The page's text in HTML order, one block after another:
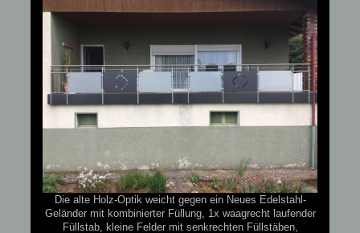
Die alte Holz-Optik weicht gegen ein Neues Edelstahl-
Geländer mit kombinierter Füllung, 1x waagrecht laufender
Füllstab, kleine Felder mit senkrechten Füllstäben,